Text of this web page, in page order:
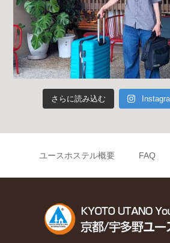
さらに読み込む
ユースホステル概要 FAQ